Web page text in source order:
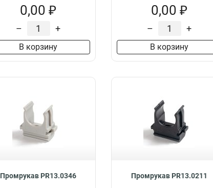
0,00 ₽
– +
В корзину
0,00 ₽
– +
В корзину
Промрукав PR13.0346 Промрукав PR13.0211